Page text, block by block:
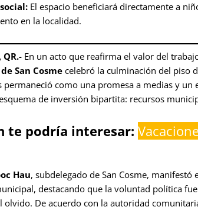
El espacio beneficiará directamente a
en la localidad.
QR.- En un acto que reafirma el valor del
San Cosmecelebró la culminación del piso
permaneció como una promesa a medias y
de inversión bipartita: recursos
te podría interesar:
Hau, subdelegado de San Cosme,
destacando que la voluntad política
olvido. De acuerdo con la autoridad